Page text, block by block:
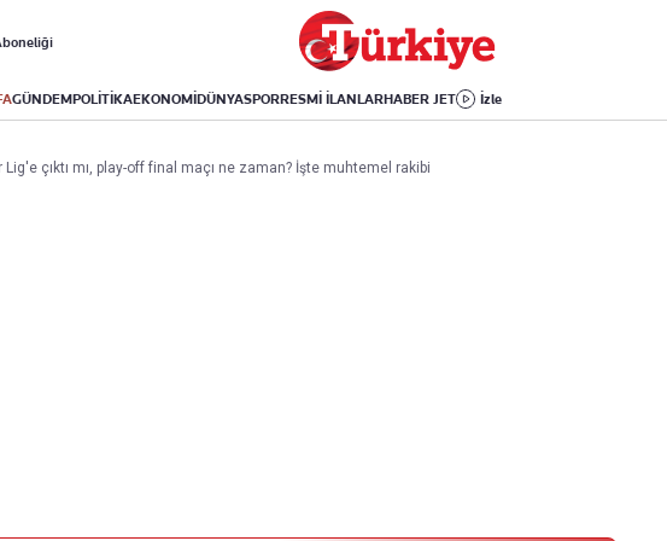
GÜNDEMPOLİTİKAEKONOMİDÜNYASPORRESMİ İLANLARHABER JET İzle
Durumu
Ligi
Avrupa
Amerika
İsrail-Gazze
Yaşam
Sağlık
Yemek
Aktüel
Kitap
Lig'e çıktı mı, play-off final maçı ne zaman? İşte muhtemel rakibi